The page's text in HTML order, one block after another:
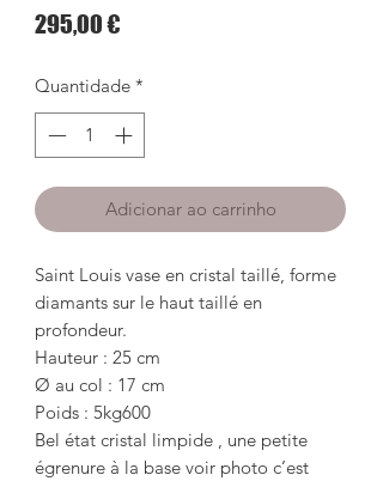
295,00 €
Quantidade *
Adicionar ao carrinho
Saint Louis vase en cristal taillé, forme
diamants sur le haut taillé en
profondeur.
Hauteur : 25 cm
Ø au col : 17 cm
Poids : 5kg600
Bel état cristal limpide , une petite
égrenure à la base voir photo c’est